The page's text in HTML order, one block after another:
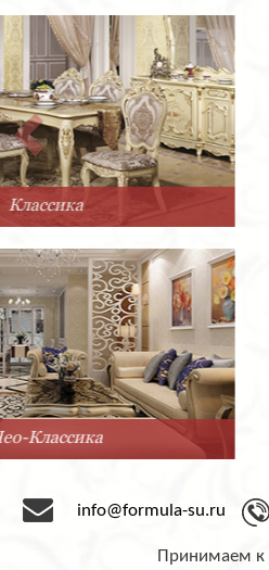
info@formula-su.ru
Принимаем к